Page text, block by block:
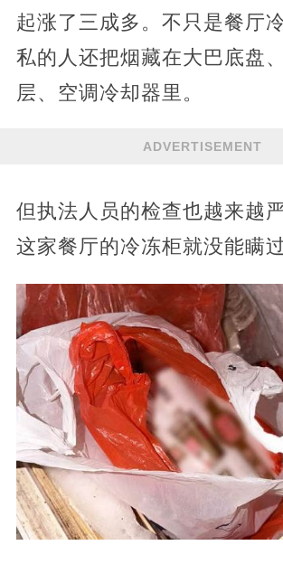
起涨了三成多。不只是餐厅
私的人还把烟藏在大巴底盘
层、空调冷却器里。
ADVERTISEMENT
但执法人员的检查也越来越
这家餐厅的冷冻柜就没能瞒过